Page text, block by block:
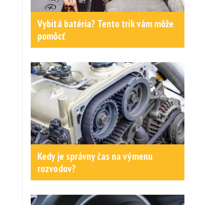
Vybitá batéria? Tento trik vám môže
pomôcť
Kedy je správny čas na výmenu
rozvodov?